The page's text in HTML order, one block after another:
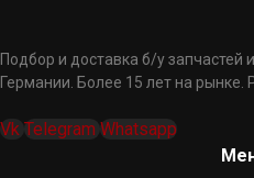
Подбор и доставка б/у запчастей
Германии. Более 15 лет на рынке.
Vk Telegram Whatsapp